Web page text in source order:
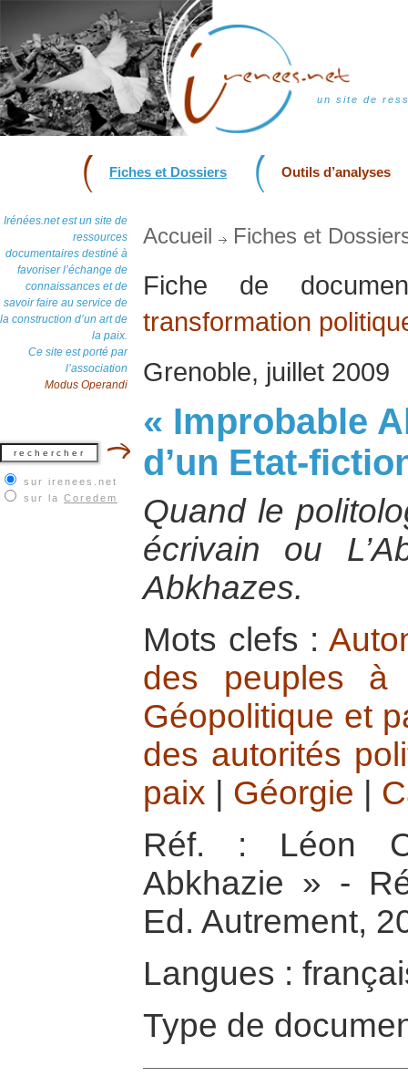
un site de
Fiches et Dossiers Outils d’analyses
Irénées.net est un site de
ressources
documentaires destiné à
favoriser l’échange de
connaissances et de
savoir faire au service de
la construction d’un art de
la paix.
Ce site est porté par
l’association
Modus Operandi
sur irenees.net
sur la Coredem
Accueil Fiches et
Fiche de
transformation
Grenoble, juillet 2009
« Improbable
d’un Etat-
Quand le
écrivain ou
Abkhazes.
Mots clefs :
des peuples à
Géopolitique et
des autorités
paix
Géorgie
Réf. : Léon
Abkhazie » -
Ed. Autrement,
Langues :
Type de